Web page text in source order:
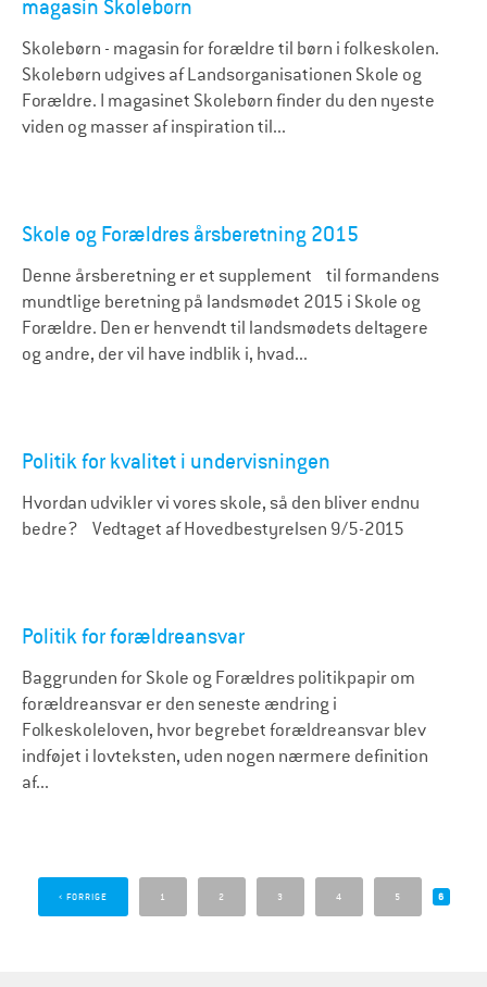
magasin Skolebørn
Skolebørn - magasin for forældre til børn i folkeskolen.
Skolebørn udgives af Landsorganisationen Skole og
Forældre. I magasinet Skolebørn finder du den nyeste
viden og masser af inspiration til...
Skole og Forældres årsberetning 2015
Denne årsberetning er et supplement til formandens
mundtlige beretning på landsmødet 2015 i Skole og
Forældre. Den er henvendt til landsmødets deltagere
og andre, der vil have indblik i, hvad...
Politik for kvalitet i undervisningen
Hvordan udvikler vi vores skole, så den bliver endnu
bedre? Vedtaget af Hovedbestyrelsen 9/5-2015
Politik for forældreansvar
Baggrunden for Skole og Forældres politikpapir om
forældreansvar er den seneste ændring i
Folkeskoleloven, hvor begrebet forældreansvar blev
indføjet i lovteksten, uden nogen nærmere definition
af...
‹ FORRIGE 1 2 3 4 5 6